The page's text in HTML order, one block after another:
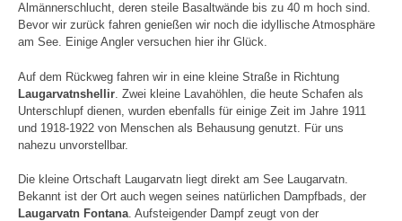
Almännerschlucht, deren steile Basaltwände bis zu 40 m hoch sind.
Bevor wir zurück fahren genießen wir noch die idyllische Atmosphäre
am See. Einige Angler versuchen hier ihr Glück.
Auf dem Rückweg fahren wir in eine kleine Straße in Richtung
Laugarvatnshellir . Zwei kleine Lavahöhlen, die heute Schafen als
Unterschlupf dienen, wurden ebenfalls für einige Zeit im Jahre 1911
und 1918-1922 von Menschen als Behausung genutzt. Für uns
nahezu unvorstellbar.
Die kleine Ortschaft Laugarvatn liegt direkt am See Laugarvatn.
Bekannt ist der Ort auch wegen seines natürlichen Dampfbads, der
Laugarvatn Fontana . Aufsteigender Dampf zeugt von der